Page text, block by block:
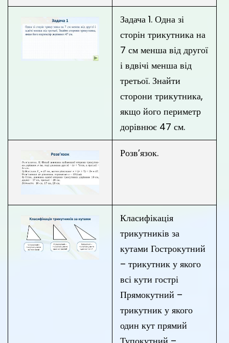
Задача 1. Одна зі
сторін трикутника на
7 см менша від другої
і вдвічі менша від
третьої. Знайти
сторони трикутника,
якщо його периметр
дорівнює 47 см.
Розв’язок.
Класифікація
трикутників за
кутами Гострокутний
– трикутник у якого
всі кути гострі
Прямокутний –
трикутник у якого
один кут прямий